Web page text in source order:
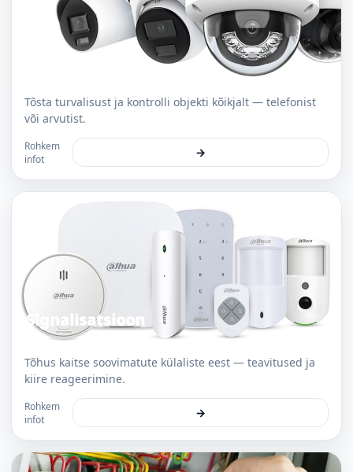
Videovalve
Tõsta turvalisust ja kontrolli objekti kõikjalt — telefonist
või arvutist.
Rohkem
infot
→
Signalisatsioon
Tõhus kaitse soovimatute külaliste eest — teavitused ja
kiire reageerimine.
Rohkem
infot
→